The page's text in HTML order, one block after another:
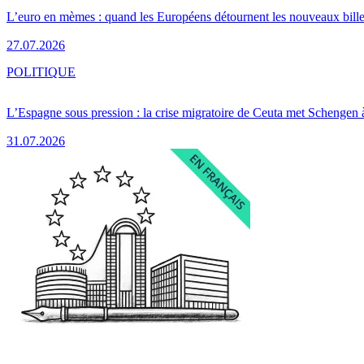
L’euro en mèmes : quand les Européens détournent les nouveaux
27.07.2026
L’Espagne sous pression : la crise migratoire de Ceuta met Schengen
31.07.2026
POLITIQUE